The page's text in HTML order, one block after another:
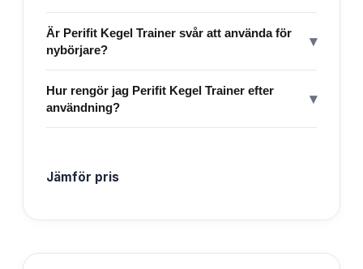
Är Perifit Kegel Trainer svår att använda för
nybörjare?
▾
Hur rengör jag Perifit Kegel Trainer efter
användning?
▾
Jämför pris